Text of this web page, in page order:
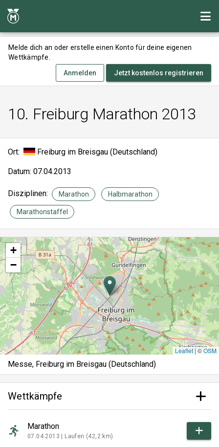
Melde dich an oder erstelle einen Konto für deine eigenen
Wettkämpfe.
Anmelden
Jetzt kostenlos registrieren
10. Freiburg Marathon 2013
Ort: Freiburg im Breisgau (Deutschland)
Datum: 07.04.2013
Disziplinen: Marathon Halbmarathon
Marathonstaffel
+
−
Leaflet|©OSM
Messe, Freiburg im Breisgau (Deutschland)
Wettkämpfe
Marathon
07.04.2013 | Laufen (42,2 km)